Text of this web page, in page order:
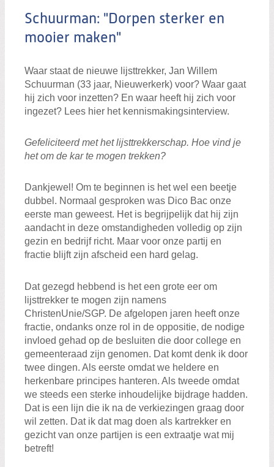
Schuurman: "Dorpen sterker en
mooier maken"
Waar staat de nieuwe lijsttrekker, Jan Willem
Schuurman (33 jaar, Nieuwerkerk) voor? Waar gaat
hij zich voor inzetten? En waar heeft hij zich voor
ingezet? Lees hier het kennismakingsinterview.
Gefeliciteerd met het lijsttrekkerschap. Hoe vind je
het om de kar te mogen trekken?
Dankjewel! Om te beginnen is het wel een beetje
dubbel. Normaal gesproken was Dico Bac onze
eerste man geweest. Het is begrijpelijk dat hij zijn
aandacht in deze omstandigheden volledig op zijn
gezin en bedrijf richt. Maar voor onze partij en
fractie blijft zijn afscheid een hard gelag.
Dat gezegd hebbend is het een grote eer om
lijsttrekker te mogen zijn namens
ChristenUnie/SGP. De afgelopen jaren heeft onze
fractie, ondanks onze rol in de oppositie, de nodige
invloed gehad op de besluiten die door college en
gemeenteraad zijn genomen. Dat komt denk ik door
twee dingen. Als eerste omdat we heldere en
herkenbare principes hanteren. Als tweede omdat
we steeds een sterke inhoudelijke bijdrage hadden.
Dat is een lijn die ik na de verkiezingen graag door
wil zetten. Dat ik dat mag doen als kartrekker en
gezicht van onze partijen is een extraatje wat mij
betreft!